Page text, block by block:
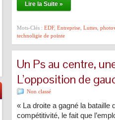
Lire la Suite »
Mots-Clés : EDF, Entreprise Luttes
technoligie de pointe
Un Ps au centre,
L’opposition de
Non classé
« La droite a gagné la bataille
compétitivité, le fait que